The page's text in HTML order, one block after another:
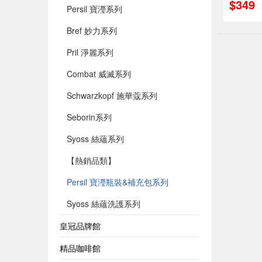
Persil 寶瀅系列
Bref 妙力系列
Pril 淨麗系列
Combat 威滅系列
Schwarzkopf 施華蔻系列
Seborin系列
Syoss 絲蘊系列
【熱銷品類】
Persil 寶瀅瓶裝&補充包系列
Syoss 絲蘊洗護系列
皇冠品牌館
精品咖啡館
$349